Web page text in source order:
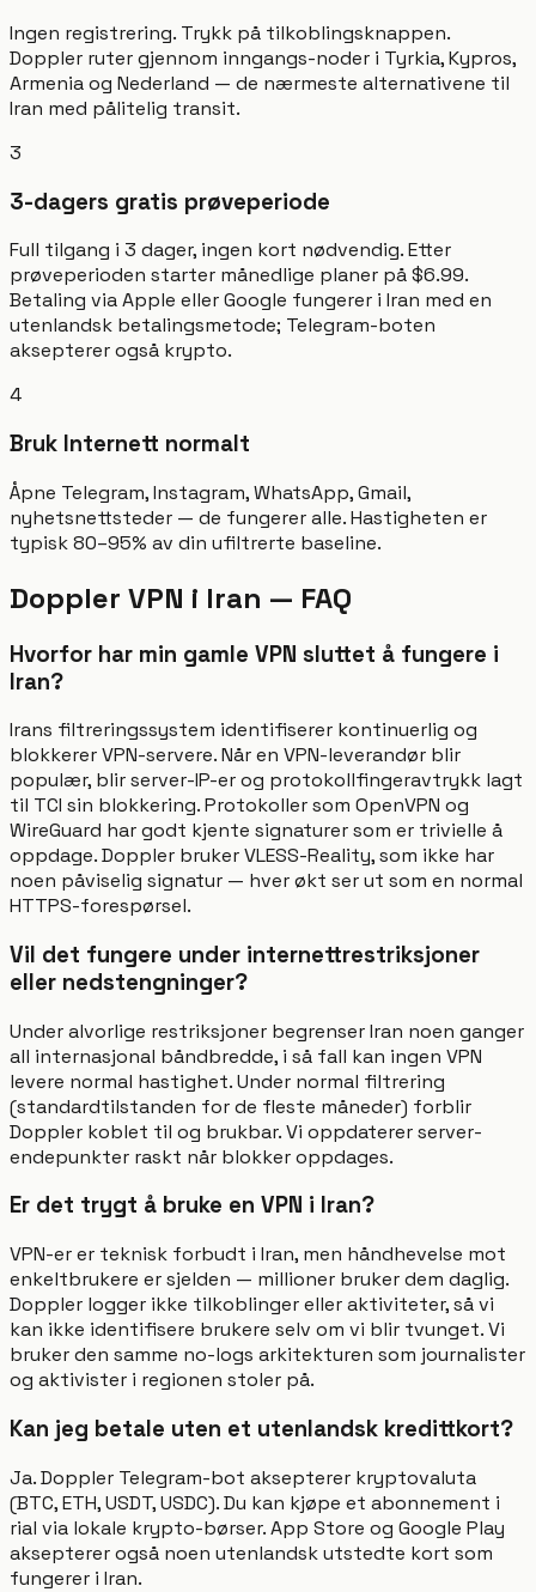
Ingen registrering. Trykk på tilkoblingsknappen.
Doppler ruter gjennom inngangs-noder i Tyrkia, Kypros,
Armenia og Nederland — de nærmeste alternativene til
Iran med pålitelig transit.
3
3-dagers gratis prøveperiode
Full tilgang i 3 dager, ingen kort nødvendig. Etter
prøveperioden starter månedlige planer på $6.99.
Betaling via Apple eller Google fungerer i Iran med en
utenlandsk betalingsmetode; Telegram-boten
aksepterer også krypto.
4
Bruk Internett normalt
Åpne Telegram, Instagram, WhatsApp, Gmail,
nyhetsnettsteder — de fungerer alle. Hastigheten er
typisk 80–95% av din ufiltrerte baseline.
Doppler VPN i Iran — FAQ
Hvorfor har min gamle VPN sluttet å fungere i
Iran?
Irans filtreringssystem identifiserer kontinuerlig og
blokkerer VPN-servere. Når en VPN-leverandør blir
populær, blir server-IP-er og protokollfingeravtrykk lagt
til TCI sin blokkering. Protokoller som OpenVPN og
WireGuard har godt kjente signaturer som er trivielle å
oppdage. Doppler bruker VLESS-Reality, som ikke har
noen påviselig signatur — hver økt ser ut som en normal
HTTPS-forespørsel.
Vil det fungere under internettrestriksjoner
eller nedstengninger?
Under alvorlige restriksjoner begrenser Iran noen ganger
all internasjonal båndbredde, i så fall kan ingen VPN
levere normal hastighet. Under normal filtrering
(standardtilstanden for de fleste måneder) forblir
Doppler koblet til og brukbar. Vi oppdaterer server-
endepunkter raskt når blokker oppdages.
Er det trygt å bruke en VPN i Iran?
VPN-er er teknisk forbudt i Iran, men håndhevelse mot
enkeltbrukere er sjelden — millioner bruker dem daglig.
Doppler logger ikke tilkoblinger eller aktiviteter, så vi
kan ikke identifisere brukere selv om vi blir tvunget. Vi
bruker den samme no-logs arkitekturen som journalister
og aktivister i regionen stoler på.
Kan jeg betale uten et utenlandsk kredittkort?
Ja. Doppler Telegram-bot aksepterer kryptovaluta
(BTC, ETH, USDT, USDC). Du kan kjøpe et abonnement i
rial via lokale krypto-børser. App Store og Google Play
aksepterer også noen utenlandsk utstedte kort som
fungerer i Iran.